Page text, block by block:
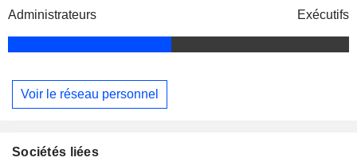
Administrateurs Exécutifs
Voir le réseau personnel
Sociétés liées